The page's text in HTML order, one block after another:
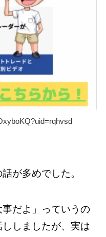
が多めでした。
だよ」っていうの
しましたが、実は